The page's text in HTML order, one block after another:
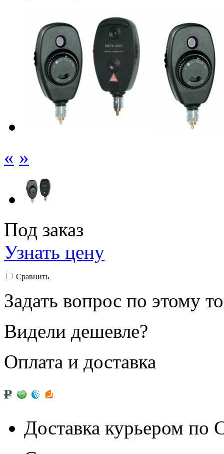
« »
Под заказ
Узнать цену
Сравнить
Задать вопрос по этому
Видели дешевле?
Оплата и доставка
Доставка курьером